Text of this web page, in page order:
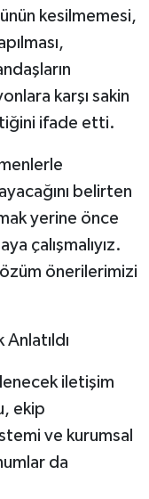
kesilmemesi,
karşı sakin
ifade etti.
belirten
yerine önce
çalışmalıyız.
önerilerimizi
iletişim
ekip
ve kurumsal
da